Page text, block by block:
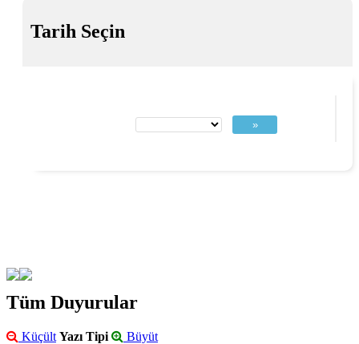
Tarih Seçin
»
Tüm Duyurular
Küçült Yazı Tipi Büyüt